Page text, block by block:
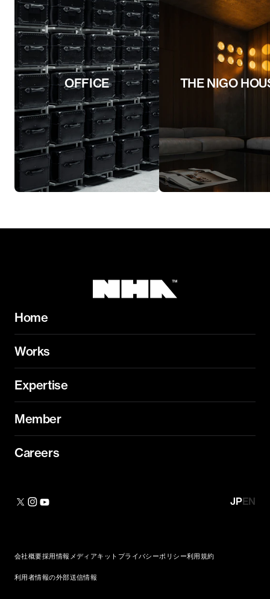
OFFICE THE NIGO
Home
Works
Expertise
Member
Careers
JPEN
会社概要採用情報メディアキット プライバシーポリシー利用規約
利用者情報の外部送信情報